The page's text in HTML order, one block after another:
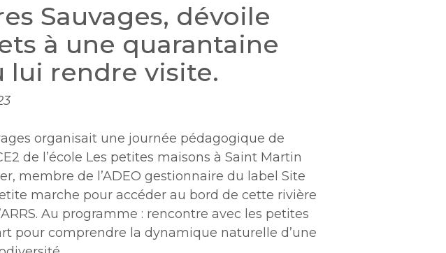
Sauvages, dévoile
à une quarantaine
lui rendre visite.
organisait une journée pédagogique de
de l’école Les petites maisons à Saint Martin
membre de l’ADEO gestionnaire du label Site
marche pour accéder au bord de cette rivière
Au programme : rencontre avec les petites
pour comprendre la dynamique naturelle d’une